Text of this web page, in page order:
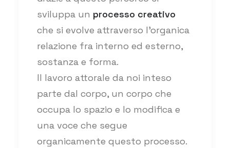
sviluppa un processo creativo
che si evolve attraverso l'organica
relazione fra interno ed esterno,
sostanza e forma.
Il lavoro attorale da noi inteso
parte dal corpo, un corpo che
occupa lo spazio e lo modifica e
una voce che segue
organicamente questo processo.